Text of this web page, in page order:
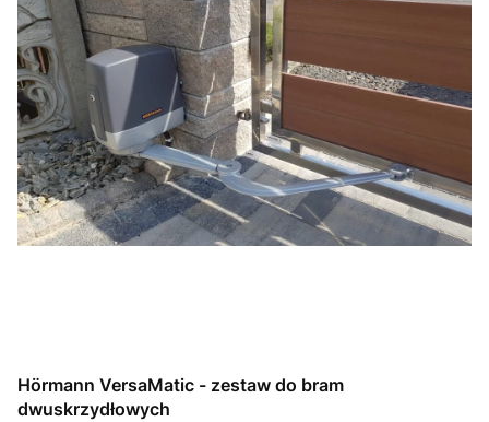
Hörmann VersaMatic - zestaw do bram
dwuskrzydłowych